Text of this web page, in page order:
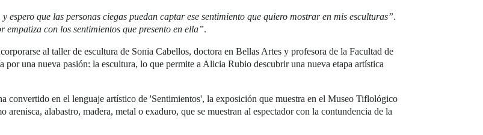
y espero que las personas ciegas puedan captar ese sentimiento que quiero mostrar en mis esculturas”.
empatiza con los sentimientos que presento en ella”.
al taller de escultura de Sonia Cabellos, doctora en Bellas Artes y profesora de la Facultad de
una nueva pasión: la escultura, lo que permite a Alicia Rubio descubrir una nueva etapa artística
convertido en el lenguaje artístico de 'Sentimientos', la exposición que muestra en el Museo Tiflológico
alabastro, madera, metal o exaduro, que se muestran al espectador con la contundencia de la